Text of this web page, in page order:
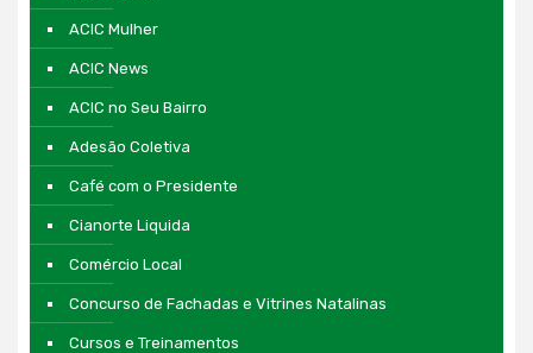
ACIC Mulher
ACIC News
ACIC no Seu Bairro
Adesão Coletiva
Café com o Presidente
Cianorte Liquida
Comércio Local
Concurso de Fachadas e Vitrines Natalinas
Cursos e Treinamentos